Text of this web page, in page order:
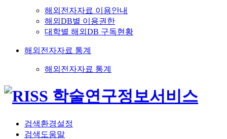
해외전자자료 이용안내
해외DB별 이용권한
대학별 해외DB 구독현황
해외전자자료 통계
해외전자자료 통계
검색환경설정
검색도움말